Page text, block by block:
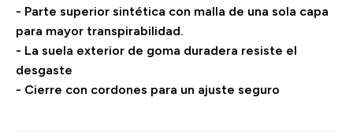
- Parte superior sintética con malla de una sola capa
para mayor transpirabilidad.
- La suela exterior de goma duradera resiste el
desgaste
- Cierre con cordones para un ajuste seguro